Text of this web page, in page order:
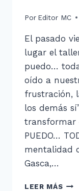
DE
Por Editor MC
El pasado
lugar el
puedo…
oído a
frustración,
los demás
transformar
PUEDO…
mentalidad
Gasca,…
LEER MÁS